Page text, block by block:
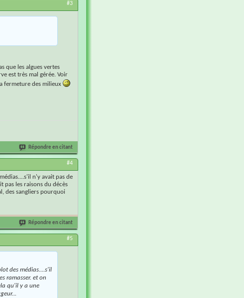
#3
que les algues vertes
est très mal gérée. Voir
fermeture des milieux
Répondre en citant
#4
n'y avait pas de
pas les raisons du décès
des sangliers pourquoi
Répondre en citant
#5
des médias....s'il
ramasser. et on
qu'il y a une